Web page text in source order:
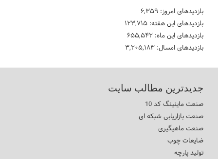
بازدیدهای امروز: ۶,۳۵۹
بازدیدهای این هفته: ۱۲۳,۷۱۵
بازدیدهای این ماه: ۶۵۵,۵۴۲
بازدیدهای امسال: ۳,۲۰۵,۱۸۳
جدیدترین مطالب سایت
صنعت ماینینگ کد 10
صنعت بازاریابی شبکه ای
صنعت ماهیگیری
ضایعات چوب
تولید پارچه